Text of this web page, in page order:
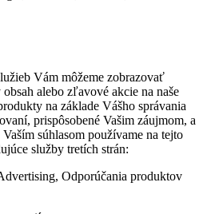
Vám môžeme zobrazovať
alebo zľavové akcie na naše
na základe Vášho správania
prispôsobené Vašim záujmom, a
súhlasom používame na tejto
služby tretích strán:
Odporúčania produktov